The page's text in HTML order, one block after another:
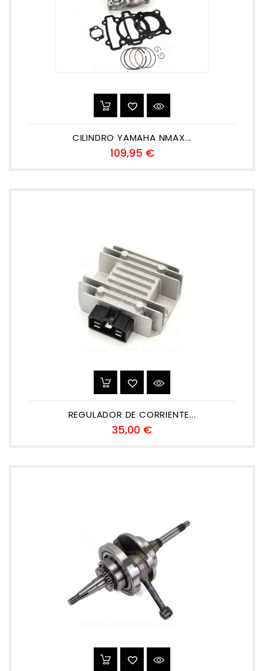
CILINDRO YAMAHA NMAX...
109,95 €Precio
REGULADOR DE CORRIENTE...
35,00 €Precio